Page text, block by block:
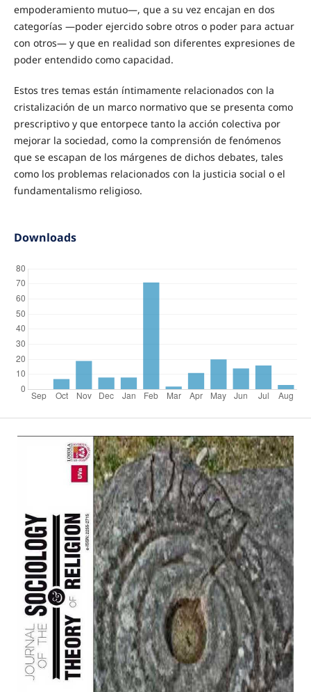
empoderamiento mutuo—, que a su vez encajan en dos
categorías —poder ejercido sobre otros o poder para actuar
con otros— y que en realidad son diferentes expresiones de
poder entendido como capacidad.
Estos tres temas están íntimamente relacionados con la
cristalización de un marco normativo que se presenta como
prescriptivo y que entorpece tanto la acción colectiva por
mejorar la sociedad, como la comprensión de fenómenos
que se escapan de los márgenes de dichos debates, tales
como los problemas relacionados con la justicia social o el
fundamentalismo religioso.
Downloads